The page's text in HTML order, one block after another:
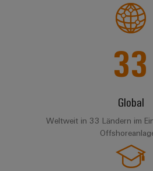
von
Industrieleuchte
Assemblierungsservice
Bestückte
Klemmenleisten
33
Global
Weltweit in 33 Ländern im